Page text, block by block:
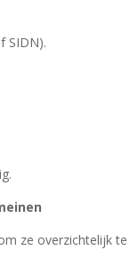
SIDN).
ze overzichtelijk